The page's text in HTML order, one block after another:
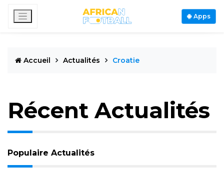
Apps
Accueil Actualités Croatie
Récent Actualités
Populaire Actualités